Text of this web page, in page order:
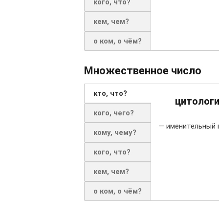
кого, что?
кем, чем?
о ком, о чём?
Множественное число
кто, что?
кого, чего?
кому, чему?
кого, что?
кем, чем?
о ком, о чём?
— именительный